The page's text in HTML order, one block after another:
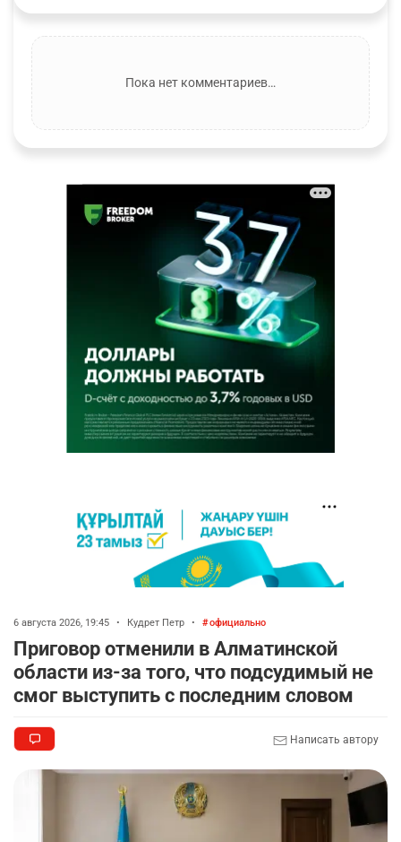
Пока нет комментариев…
6 августа 2026, 19:45 • Кудрет Петр • официально
Приговор отменили в Алматинской
области из-за того, что подсудимый не
смог выступить с последним словом
Написать автору